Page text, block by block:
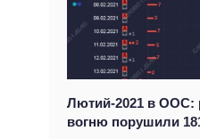
Лютий-2021 в ООС:
вогню порушили